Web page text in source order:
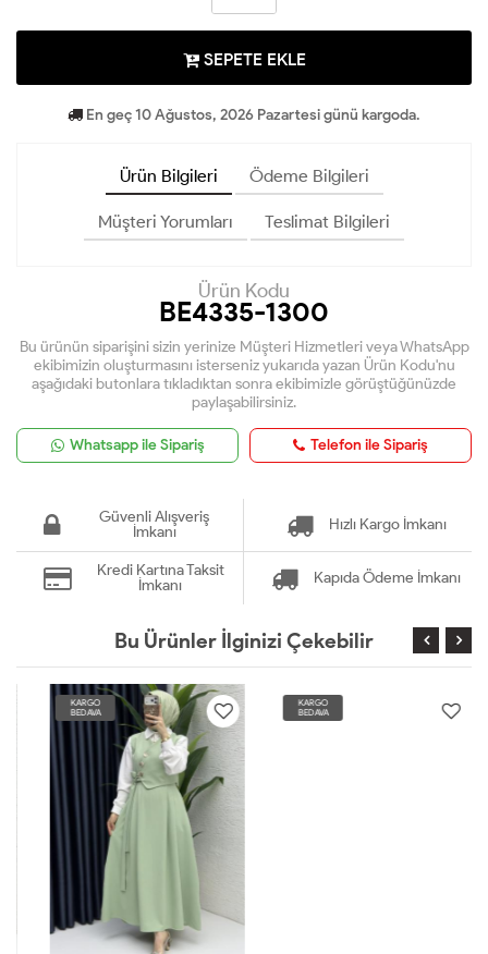
SEPETE EKLE
En geç 10 Ağustos, 2026 Pazartesi günü kargoda.
Ürün Bilgileri Ödeme Bilgileri
Müşteri Yorumları Teslimat Bilgileri
Ürün Kodu
BE4335-1300
Bu ürünün siparişini sizin yerinize Müşteri Hizmetleri veya WhatsApp
ekibimizin oluşturmasını isterseniz yukarıda yazan Ürün Kodu'nu
aşağıdaki butonlara tıkladıktan sonra ekibimizle görüştüğünüzde
paylaşabilirsiniz.
Whatsapp ile Sipariş Telefon ile Sipariş
Güvenli Alışveriş
İmkanı
Hızlı Kargo İmkanı
Kredi Kartına Taksit
İmkanı
Kapıda Ödeme İmkanı
Bu Ürünler İlginizi Çekebilir
KARGO
BEDAVA
KARGO
BEDAVA